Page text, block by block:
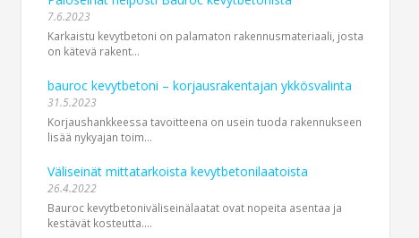
7.6.2023
Karkaistu kevytbetoni on palamaton rakennusmateriaali, josta
on kätevä rakent...
bauroc kevytbetoni – korjausrakentajan ykkösvalinta
31.5.2023
Korjaushankkeessa tavoitteena on usein tuoda rakennukseen
lisää nykyajan toim...
Väliseinät mittatarkoista kevytbetonilaatoista
26.4.2022
Bauroc kevytbetoniväliseinälaatat ovat nopeita asentaa ja
kestävät kosteutta....